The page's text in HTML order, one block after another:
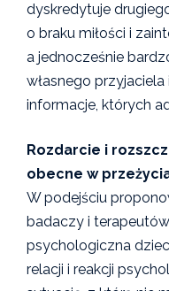
dyskredytuje
o braku miłości i
a jednocześnie
własnego
informacje, których
Rozdarcie i
obecne w
W podejściu
badaczy i
psychologiczna
relacji i reakcji